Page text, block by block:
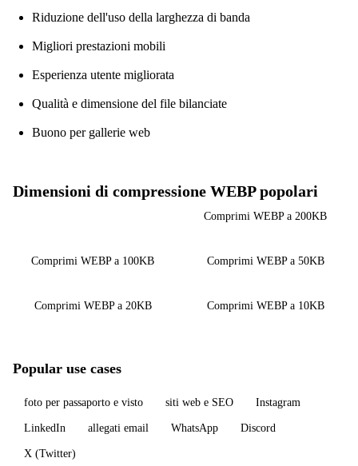
Riduzione dell'uso della larghezza di banda
Migliori prestazioni mobili
Esperienza utente migliorata
Qualità e dimensione del file bilanciate
Buono per gallerie web
Dimensioni di compressione WEBP popolari
Comprimi WEBP a 200KB
Comprimi WEBP a 100KB Comprimi WEBP a 50KB
Comprimi WEBP a 20KB Comprimi WEBP a 10KB
Popular use cases
foto per passaporto e visto siti web e SEO Instagram
LinkedIn allegati email WhatsApp Discord
X (Twitter)